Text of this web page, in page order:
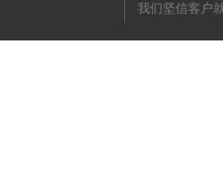
我们坚信客户